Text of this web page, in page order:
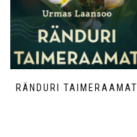
RÄNDURI TAIMERAAMAT